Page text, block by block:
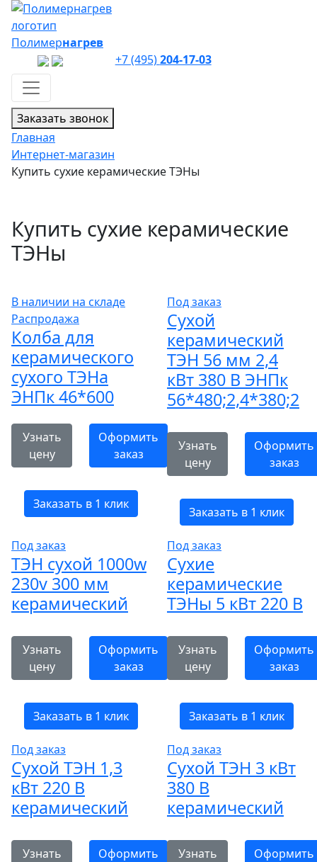
Полимернагрев
+7 (495)204-17-03
Заказать звонок
Главная
Интернет-магазин
Купить сухие керамические ТЭНы
Купить сухие керамические
ТЭНы
В наличии на складе
Распродажа
Колба для
керамического
сухого ТЭНа
ЭНПк 46*600
Узнать
цену
Оформить
заказ
Заказать в 1 клик
Под заказ
Сухой
керамический
ТЭН 56 мм 2,4
кВт 380 В ЭНПк
56*480;2,4*380;2
Узнать
цену
Оформить
заказ
Заказать в 1 клик
Под заказ
ТЭН сухой 1000w
230v 300 мм
керамический
Узнать
цену
Оформить
заказ
Заказать в 1 клик
Под заказ
Сухие
керамические
ТЭНы 5 кВт 220 В
Узнать
цену
Оформить
заказ
Заказать в 1 клик
Под заказ
Сухой ТЭН 1,3
кВт 220 В
керамический
Узнать
Оформить
Под заказ
Сухой ТЭН 3 кВт
380 В
керамический
Узнать
Оформить